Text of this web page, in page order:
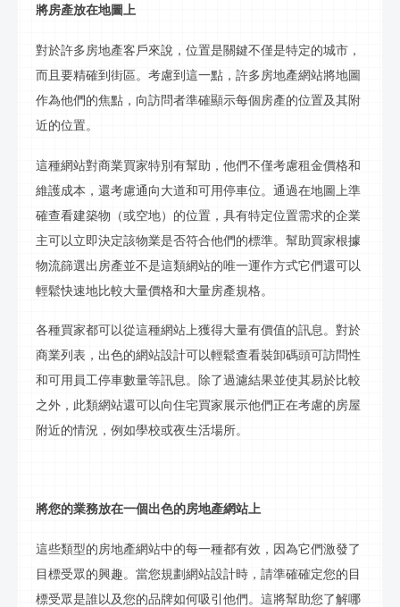
將房產放在地圖上
對於許多房地產客戶來說，位置是關鍵不僅是特定的城市，
而且要精確到街區。考慮到這一點，許多房地產網站將地圖
作為他們的焦點，向訪問者準確顯示每個房產的位置及其附
近的位置。
這種網站對商業買家特別有幫助，他們不僅考慮租金價格和
維護成本，還考慮通向大道和可用停車位。通過在地圖上準
確查看建築物（或空地）的位置，具有特定位置需求的企業
主可以立即決定該物業是否符合他們的標準。幫助買家根據
物流篩選出房產並不是這類網站的唯一運作方式它們還可以
輕鬆快速地比較大量價格和大量房產規格。
各種買家都可以從這種網站上獲得大量有價值的訊息。對於
商業列表，出色的網站設計可以輕鬆查看裝卸碼頭可訪問性
和可用員工停車數量等訊息。除了過濾結果並使其易於比較
之外，此類網站還可以向住宅買家展示他們正在考慮的房屋
附近的情況，例如學校或夜生活場所。
將您的業務放在一個出色的房地產網站上
這些類型的房地產網站中的每一種都有效，因為它們激發了
目標受眾的興趣。當您規劃網站設計時，請準確確定您的目
標受眾是誰以及您的品牌如何吸引他們。這將幫助您了解哪